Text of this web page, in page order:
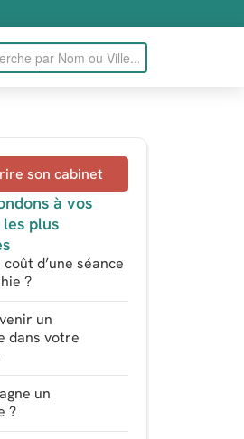
son cabinet
à vos
plus
d’une séance
?
un
dans votre
un
?